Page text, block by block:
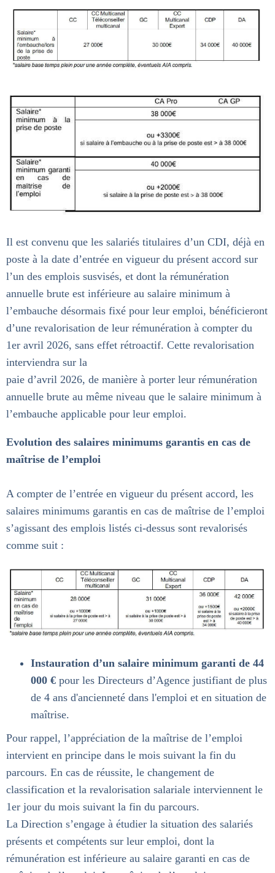
Il est convenu que les salariés titulaires d’un CDI, déjà en
poste à la date d’entrée en vigueur du présent accord sur
l’un des emplois susvisés, et dont la rémunération
annuelle brute est inférieure au salaire minimum à
l’embauche désormais fixé pour leur emploi, bénéficieront
d’une revalorisation de leur rémunération à compter du
1er avril 2026, sans effet rétroactif. Cette revalorisation
interviendra sur la
paie d’avril 2026, de manière à porter leur rémunération
annuelle brute au même niveau que le salaire minimum à
l’embauche applicable pour leur emploi.
Evolution des salaires minimums garantis en cas de
maîtrise de l’emploi
A compter de l’entrée en vigueur du présent accord, les
salaires minimums garantis en cas de maîtrise de l’emploi
s’agissant des emplois listés ci-dessus sont revalorisés
comme suit :
Instauration d’un salaire minimum garanti de 44
000 € pour les Directeurs d’Agence justifiant de plus
de 4 ans d'ancienneté dans l'emploi et en situation de
maîtrise.
Pour rappel, l’appréciation de la maîtrise de l’emploi
intervient en principe dans le mois suivant la fin du
parcours. En cas de réussite, le changement de
classification et la revalorisation salariale interviennent le
1er jour du mois suivant la fin du parcours.
La Direction s’engage à étudier la situation des salariés
présents et compétents sur leur emploi, dont la
rémunération est inférieure au salaire garanti en cas de